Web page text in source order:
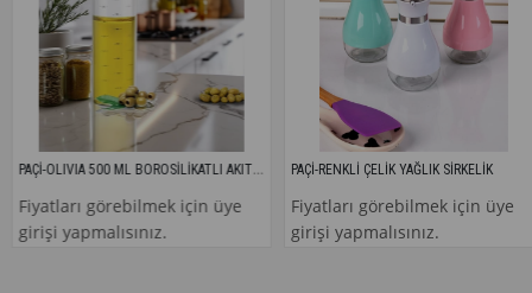
PAÇİ-OLIVIA 500 ML BOROSİLİKATLI AKITMAZ CAM YAĞLIK
Fiyatları görebilmek için üye
girişi yapmalısınız.
PAÇİ-RENKLİ ÇELİK YAĞLIK SİRKELİK
Fiyatları görebilmek için üye
girişi yapmalısınız.